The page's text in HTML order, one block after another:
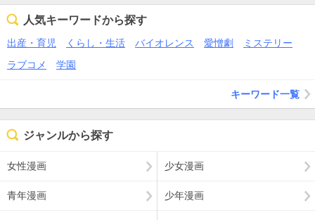
人気キーワードから探す
出産・育児 くらし・生活 バイオレンス 愛憎劇
ミステリー
ラブコメ
学園
キーワード一覧
ジャンルから探す
女性漫画 少女漫画
青年漫画 少年漫画